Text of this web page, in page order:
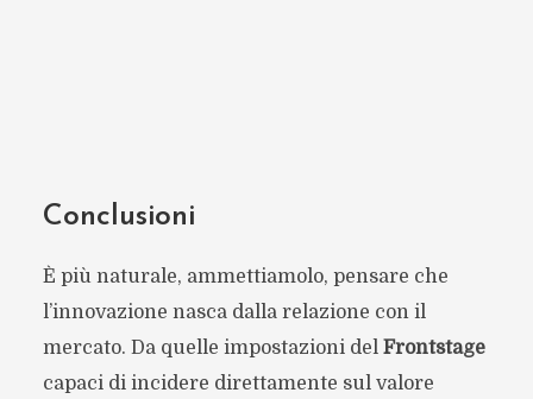
Conclusioni
È più naturale, ammettiamolo, pensare che
l’innovazione nasca dalla relazione con il
mercato. Da quelle impostazioni del Frontstage
capaci di incidere direttamente sul valore